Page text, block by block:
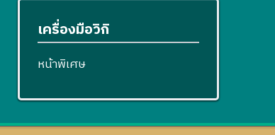
เครื่องมือวิกิ
หน้าพิเศษ